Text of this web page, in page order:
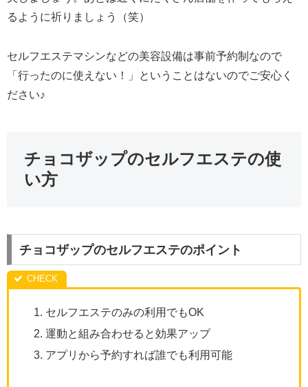
るように祈りましょう（笑）
セルフエステマシンなどの美容設備は事前予約制なので
「行ったのに使えない！」ということはないのでご安心く
ださい♪
チョコザップのセルフエステの使
い方
チョコザップのセルフエステのポイント
セルフエステのみの利用でもOK
運動と組み合わせると効果アップ
アプリから予約すれば誰でも利用可能